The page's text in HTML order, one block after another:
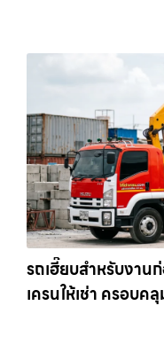
รถเฮี๊ยบสำหรับงาน
เครนให้เช่า ครอบค